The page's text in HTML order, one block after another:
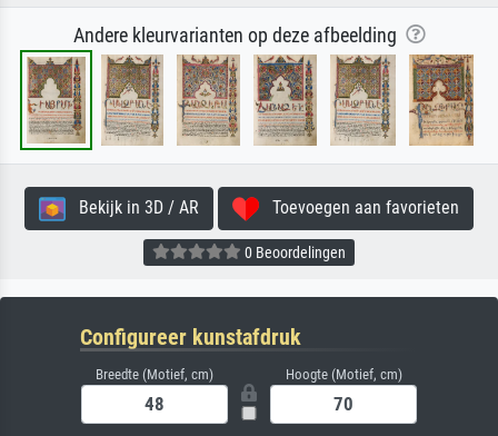
Andere kleurvarianten op deze afbeelding
Bekijk in 3D / AR Toevoegen aan favorieten
0 Beoordelingen
Configureer kunstafdruk
Breedte (Motief, cm) Hoogte (Motief, cm)